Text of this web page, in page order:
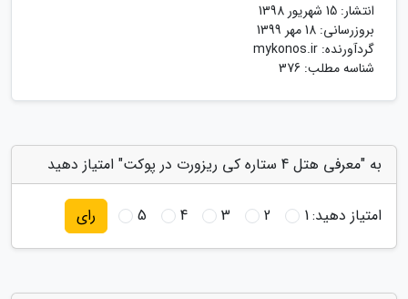
انتشار: 15 شهریور 1398
بروزرسانی: 18 مهر 1399
گردآورنده: mykonos.ir
شناسه مطلب: 376
به "معرفی هتل 4 ستاره کی ریزورت در پوکت" امتیاز دهید
امتیاز دهید:1
2
3
4
5 رای